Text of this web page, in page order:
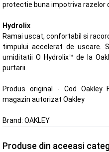
protectie buna impotriva razelor
Hydrolix
Ramai uscat, confortabil si
timpului accelerat de uscare.
umiditatii O Hydrolix™ de la
purtarii.
Produs original - Cod Oakley
magazin autorizat Oakley
Brand: OAKLEY
Produse din aceeasi